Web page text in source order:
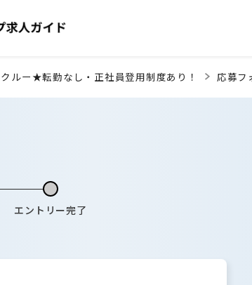
ルー★転勤なし・正社員登用制度あり！ 応募フ
エントリー完了